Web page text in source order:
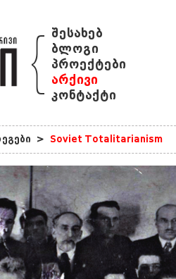
{ შესახებ
ბლოგი
პროექტები
არქივი
კონტაქტი
> Soviet Totalitarianism